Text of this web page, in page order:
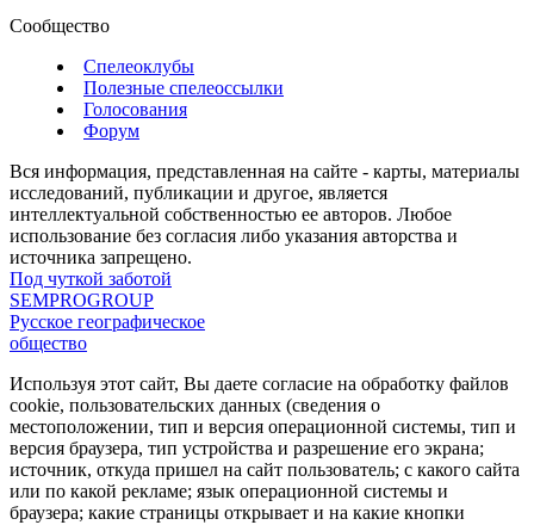
Сообщество
Спелеоклубы
Полезные спелеоссылки
Голосования
Форум
Вся информация, представленная на сайте - карты, материалы
исследований, публикации и другое, является
интеллектуальной собственностью ее авторов. Любое
использование без согласия либо указания авторства и
источника запрещено.
Под чуткой заботой
SEMPROGROUP
Русское географическое
общество
Используя этот сайт, Вы даете согласие на обработку файлов
cookie, пользовательских данных (сведения о
местоположении, тип и версия операционной системы, тип и
версия браузера, тип устройства и разрешение его экрана;
источник, откуда пришел на сайт пользователь; с какого сайта
или по какой рекламе; язык операционной системы и
браузера; какие страницы открывает и на какие кнопки